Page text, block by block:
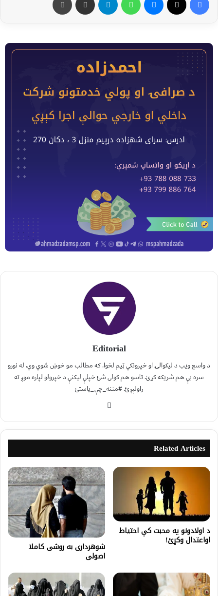
Editorial
د واسع ویب د لیکوالۍ او خپرونکي ټیم لخوا. که مطالب مو خوښ شوي وي، له نورو
سره یې هم شریکه کړئ. تاسو هم کولی شئ خپلې لیکنې د خپرولو لپاره موږ ته
راولېږئ. #مننه_چې_یاستئ
Related Articles
د اولادونو په محبت کې احتیاط
اواعتدال وکړئ!
شوهرداری به روشی کاملا
اصولی